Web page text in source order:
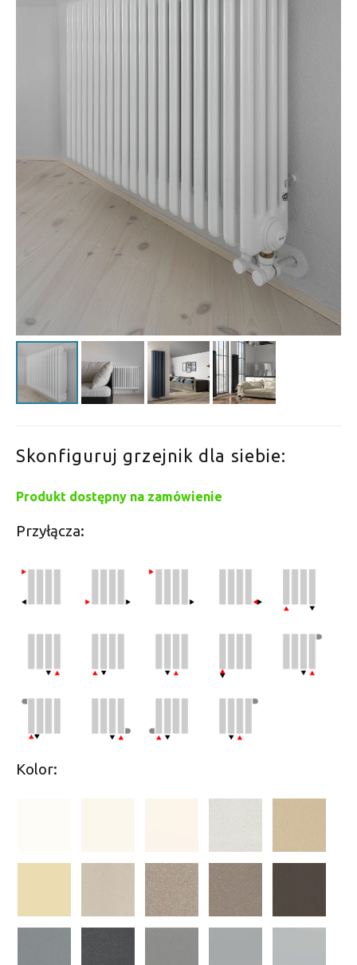
Skonfiguruj grzejnik dla siebie:
Produkt dostępny na zamówienie
Przyłącza:
Kolor: